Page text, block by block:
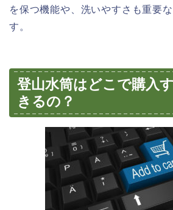
を保つ機能や、洗いやすさも重要
す。
登山水筒はどこで購入
きるの？